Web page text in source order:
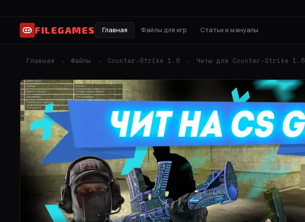
FILEGAMES Главная Файлы для игр Статьи и мануалы
Главная › Файлы › Counter-Strike 1.6 › Читы для Counter-Strike 1.6